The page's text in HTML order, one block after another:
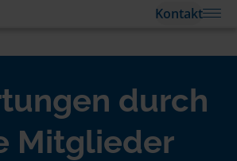
Kontakt
durch
Mitglieder